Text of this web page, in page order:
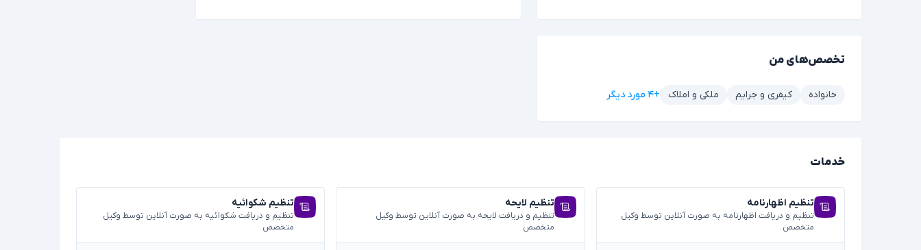
تخصص‌های من
خانواده کیفری و جرایم ملکی و املاک +۴ مورد دیگر
خدمات
تنظیم اظهارنامه
تنظیم و دریافت اظهارنامه به صورت آنلاین توسط وکیل
متخصص
تنظیم لایحه
تنظیم و دریافت لایحه به صورت آنلاین توسط وکیل
متخصص
تنظیم شکوائیه
تنظیم و دریافت شکوائیه به صورت آنلاین توسط وکیل
متخصص